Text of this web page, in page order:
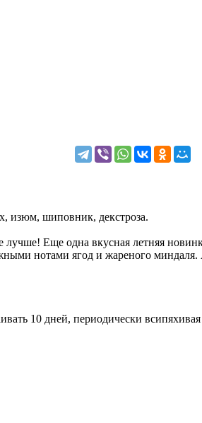
изюм, шиповник, декстроза.
Еще одна вкусная летняя
нотами ягод и жареного
10 дней, периодически